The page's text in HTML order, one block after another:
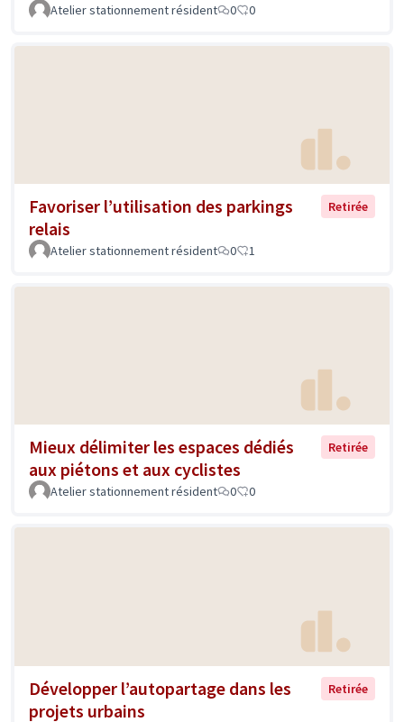
Atelier stationnement résident 0 0
Favoriser l’utilisation des parkings
relais
Retirée
Atelier stationnement résident 0 1
Mieux délimiter les espaces dédiés
aux piétons et aux cyclistes
Retirée
Atelier stationnement résident 0 0
Développer l’autopartage dans les
projets urbains
Retirée